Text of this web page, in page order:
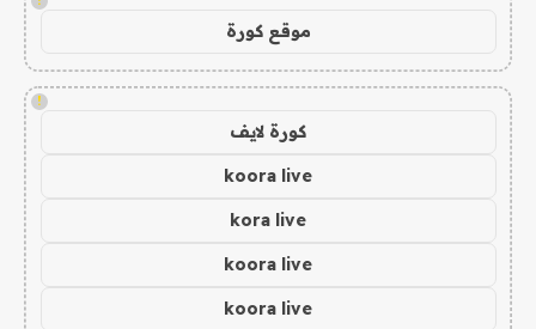
موقع كورة
!
كورة لايف
koora live
kora live
koora live
koora live